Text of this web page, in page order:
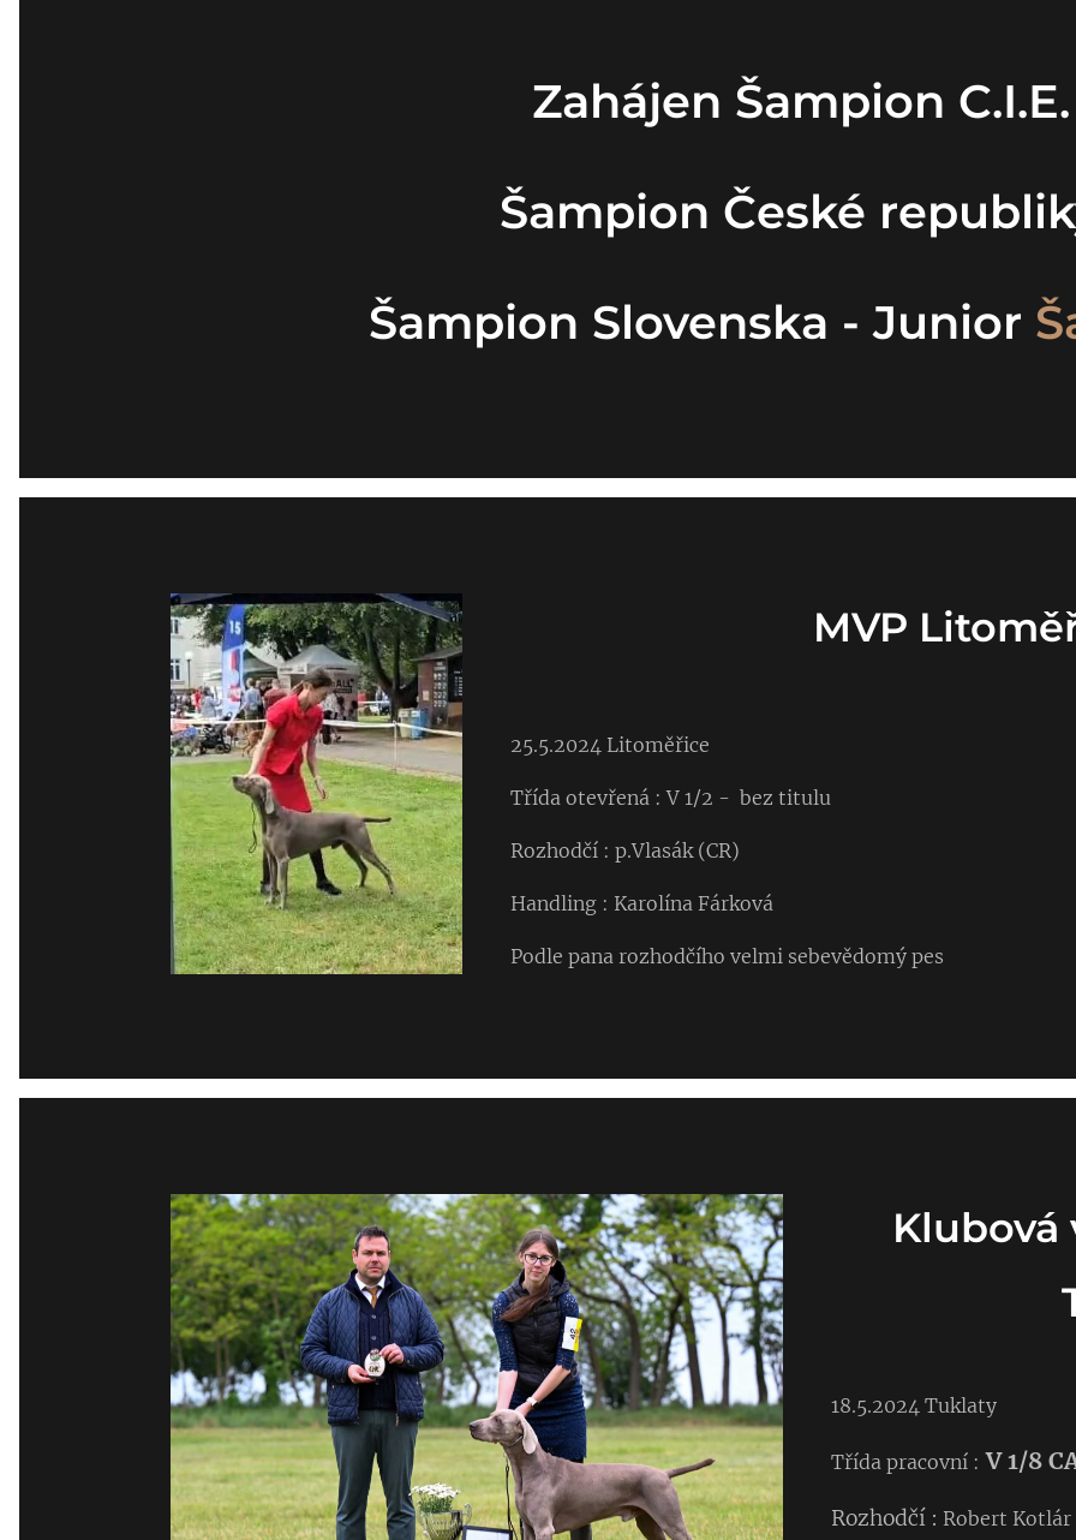
Zahájen Šampion
Šampion České
Šampion Slovenska - Junior
MVP
25.5.2024 Litoměřice
Třída otevřená : V 1/2 - bez titulu
Rozhodčí : p.Vlasák (CR)
Handling : Karolína Fárková
Podle pana rozhodčího velmi sebevědomý pes
Klubová
18.5.2024 Tuklaty
Třída pracovní : V 1/8
Rozhodčí : Robert